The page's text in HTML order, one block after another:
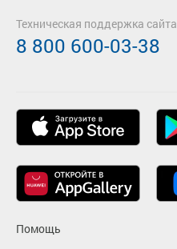
Помощь
Техническая поддержка сайта
8 800 600-03-38